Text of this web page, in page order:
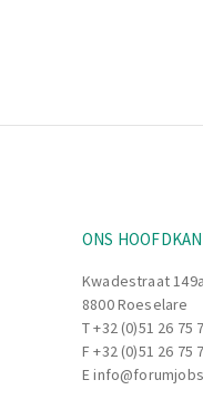
ONS
Kwadestraat
8800 Roeselare
T+32 (0)51 26 75
F +32 (0)51 26 75
E